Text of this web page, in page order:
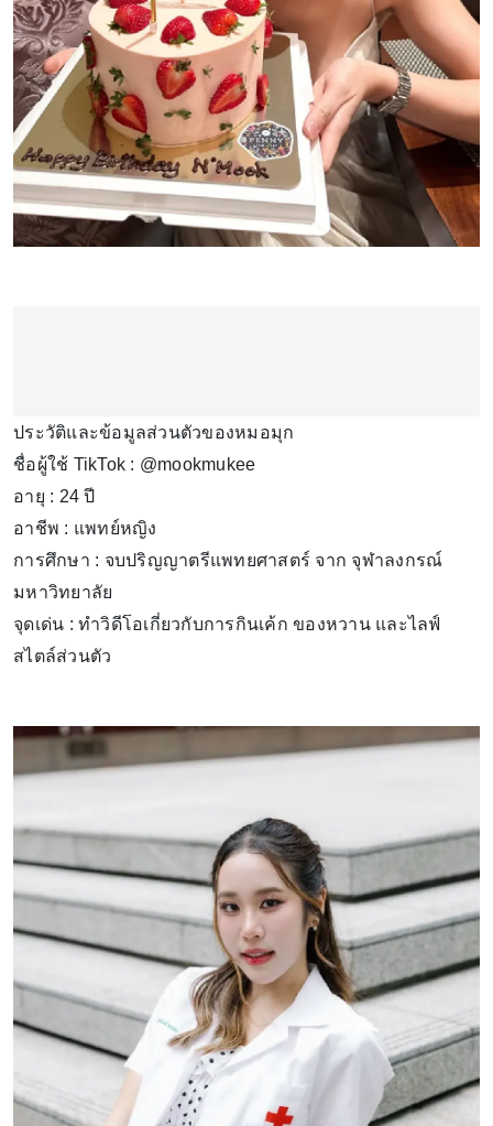
ประวัติและข้อมูลส่วนตัวของหมอมุก
ชื่อผู้ใช้ TikTok : @mookmukee
อายุ : 24 ปี
อาชีพ : แพทย์หญิง
การศึกษา : จบปริญญาตรีแพทยศาสตร์ จาก จุฬาลงกรณ์
มหาวิทยาลัย
จุดเด่น : ทำวิดีโอเกี่ยวกับการกินเค้ก ของหวาน และไลฟ์
สไตล์ส่วนตัว